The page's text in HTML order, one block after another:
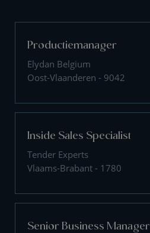
Productiemanager
Elydan Belgium
Oost-Vlaanderen - 9042
Inside Sales Specialist
Tender Experts
Vlaams-Brabant - 1780
Senior Business